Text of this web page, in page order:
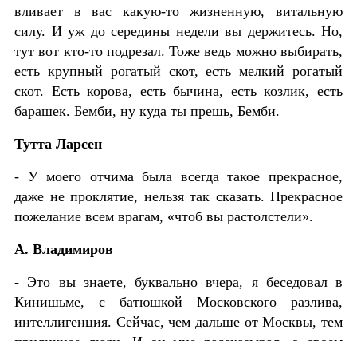
вливает в вас какую-то жизненную, витальную
силу. И уж до середины недели вы держитесь. Но,
тут вот кто-то подрезал. Тоже ведь можно выбирать,
есть крупный рогатый скот, есть мелкий рогатый
скот. Есть корова, есть бычина, есть козлик, есть
барашек. Бемби, ну куда ты прешь, Бемби.
Тутта Ларсен
- У моего отчима была всегда такое прекрасное,
даже не проклятие, нельзя так сказать. Прекрасное
пожелание всем врагам, «чтоб вы растолстели».
А. Владимиров
- Это вы знаете, буквально вчера, я беседовал в
Кинишьме, с батюшкой Московского разлива,
интеллигенция. Сейчас, чем дальше от Москвы, тем